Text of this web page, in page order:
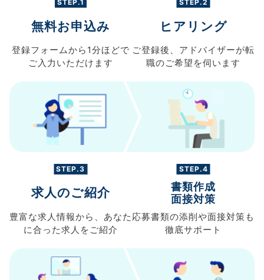
STEP.1
無料お申込み
登録フォームから 1分ほどで
ご入力 いただけます
STEP.2
ヒアリング
ご登録後、 アドバイザーが転
職のご希望を伺います
STEP.3
求人のご紹介
豊富な求人情報から、 あなた
に合った求人を ご紹介
STEP.4
書類作成
面接対策
応募書類の添削や面接対策も
徹底サポート